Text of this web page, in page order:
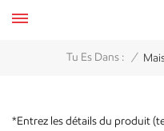
Tu Es Dans : /
*Entrez les détails du produit